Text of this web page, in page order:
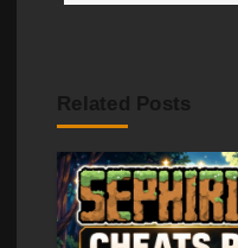
Related Posts